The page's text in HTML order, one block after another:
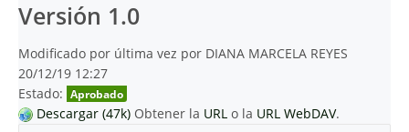
Versión 1.0
Modificado por última vez por DIANA MARCELA REYES
20/12/19 12:27
Estado: Aprobado
Descargar (47k) Obtener la URL o la URL WebDAV.